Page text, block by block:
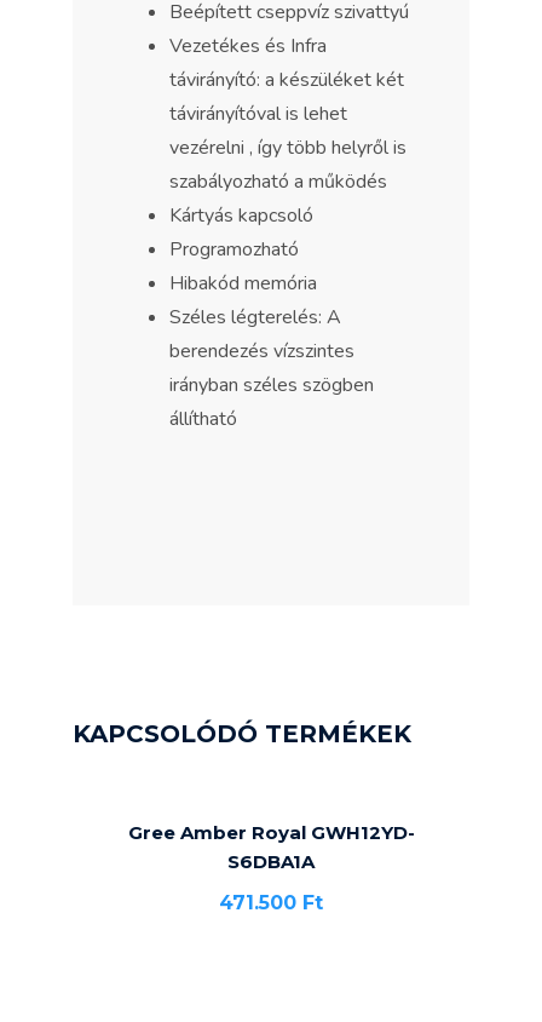
Beépített cseppvíz szivattyú
Vezetékes és Infra
távirányító: a készüléket két
távirányítóval is lehet
vezérelni , így több helyről is
szabályozható a működés
Kártyás kapcsoló
Programozható
Hibakód memória
Széles légterelés: A
berendezés vízszintes
irányban széles szögben
állítható
KAPCSOLÓDÓ TERMÉKEK
Gree Amber Royal GWH12YD-
S6DBA1A
471.500 Ft